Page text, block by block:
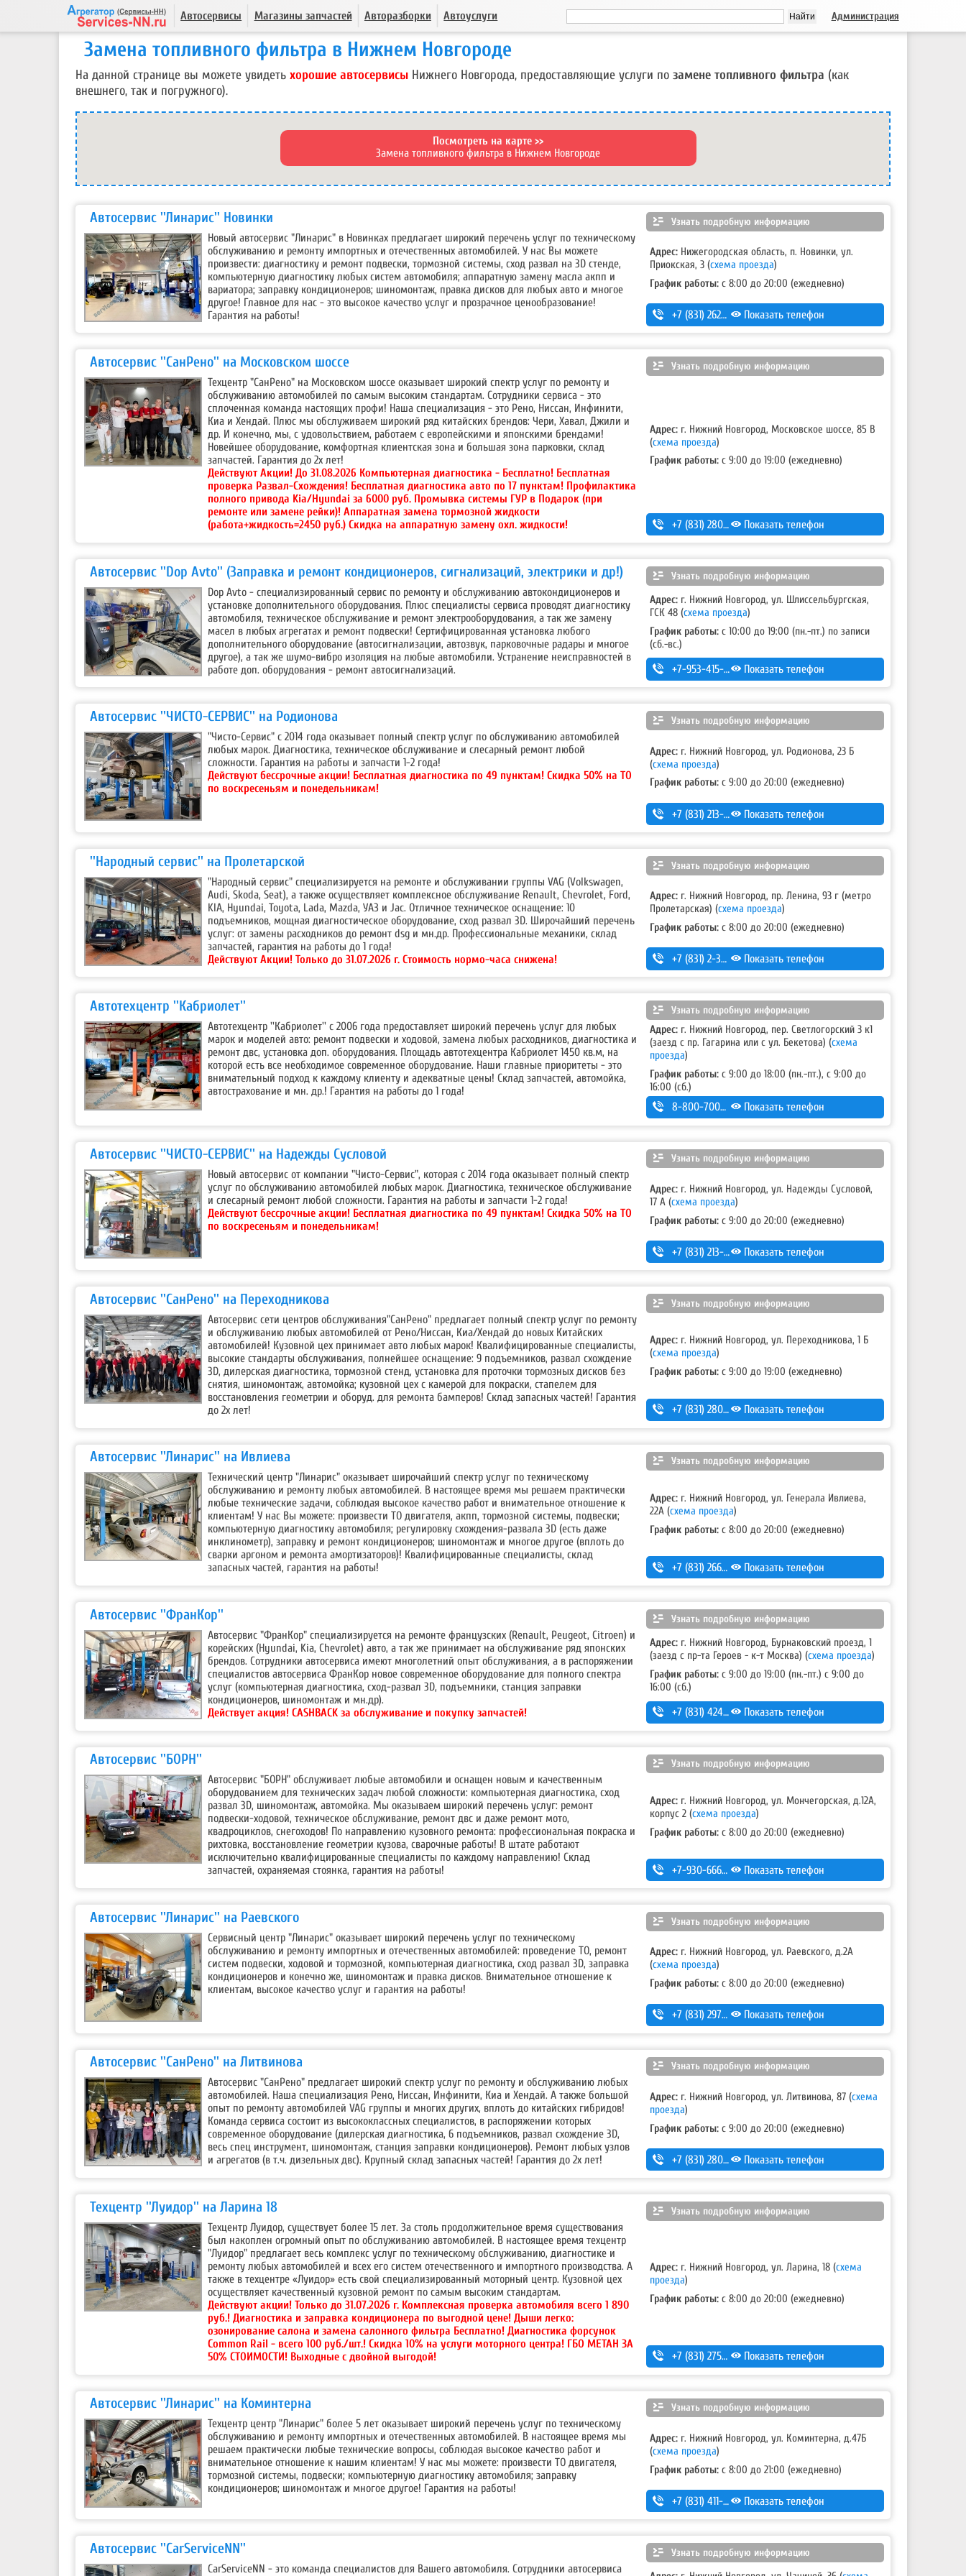
Автосервисы Магазины запчастей Авторазборки Автоуслуги Администрация
Замена топливного фильтра в Нижнем Новгороде
На данной странице вы можете увидетьхорошие автосервисы Нижнего Новгорода, предоставляющие услуги позамене топливного фильтра (как
внешнего, так и погружного).
Посмотреть на карте >>
Замена топливного фильтра в Нижнем Новгороде
Автосервис ''Линарис'' Новинки Узнать подробную информацию
Новый автосервис "Линарис" в Новинках предлагает широкий перечень услуг по техническому
обслуживанию и ремонту импортных и отечественных автомобилей. У нас Вы можете
произвести: диагностику и ремонт подвески, тормозной системы, сход развал на 3D стенде,
компьютерную диагностику любых систем автомобиля; аппаратную замену масла акпп и
вариатора; заправку кондиционеров; шиномонтаж, правка дисков для любых авто и многое
другое! Главное для нас - это высокое качество услуг и прозрачное ценообразование!
Гарантия на работы!
Адрес: Нижегородская область, п. Новинки, ул.
Приокская, 3(схема проезда)
График работы: с 8:00 до 20:00 (ежедневно)
+7 (831) 262-12-18 ,+7-987-081-26-25
Показать телефон
Автосервис ''СанРено'' на Московском шоссе Узнать подробную информацию
Техцентр "СанРено" на Московском шоссе оказывает широкий спектр услуг по ремонту и
обслуживанию автомобилей по самым высоким стандартам. Сотрудники сервиса - это
сплоченная команда настоящих профи! Наша специализация - это Рено, Ниссан, Инфинити,
Киа и Хендай. Плюс мы обслуживаем широкий ряд китайских брендов: Чери, Хавал, Джили и
др. И конечно, мы, с удовольствием, работаем с европейскими и японскими брендами!
Новейшее оборудование, комфортная клиентская зона и большая зона парковки, склад
запчастей. Гарантия до 2х лет!
Действуют Акции!До 31.08.2026 Компьютерная диагностика - Бесплатно! Бесплатная
проверка Развал-Схождения! Бесплатная диагностика авто по 17 пунктам! Профилактика
полного привода Kia/Hyundai за 6000 руб. Промывка системы ГУР в Подарок (при
ремонте или замене рейки)! Аппаратная замена тормозной жидкости
(работа+жидкость=2450 руб.) Скидка на аппаратную замену охл. жидкости!
Адрес: г. Нижний Новгород, Московское шоссе, 85 В
(схема проезда)
График работы: с 9:00 до 19:00 (ежедневно)
+7 (831) 280-69-88 Показать телефон
Автосервис ''Dop Avto'' (Заправка и ремонт кондиционеров, сигнализаций, электрики и др!) Узнать подробную информацию
Dop Avto - специализированный сервис по ремонту и обслуживанию автокондиционеров и
установке дополнительного оборудования. Плюс специалисты сервиса проводят диагностику
автомобиля, техническое обслуживание и ремонт электрооборудования, а так же замену
масел в любых агрегатах и ремонт подвески! Сертифицированная установка любого
дополнительного оборудование (автосигнализации, автозвук, парковочные радары и многое
другое), а так же шумо-вибро изоляция на любые автомобили. Устранение неисправностей в
работе доп. оборудования - ремонт автосигнализаций.
Адрес: г. Нижний Новгород, ул. Шлиссельбургская,
ГСК 48(схема проезда)
График работы: с 10:00 до 19:00 (пн.-пт.) по записи
(сб.-вс.)
+7-953-415-03-10
Показать телефон
Автосервис ''ЧИСТО-СЕРВИС'' на Родионова Узнать подробную информацию
"Чисто-Сервис" с 2014 года оказывает полный спектр услуг по обслуживанию автомобилей
любых марок. Диагностика, техническое обслуживание и слесарный ремонт любой
сложности. Гарантия на работы и запчасти 1-2 года!
Действуют бессрочные акции! Бесплатная диагностика по 49 пунктам! Скидка 50% на ТО
по воскресеньям и понедельникам!
Адрес: г. Нижний Новгород, ул. Родионова, 23 Б
(схема проезда)
График работы: с 9:00 до 20:00 (ежедневно)
+7 (831) 213-75-75 (доб. 1) Показать телефон
''Народный сервис'' на Пролетарской Узнать подробную информацию
"Народный сервис" специализируется на ремонте и обслуживании группы VAG (Volkswagen,
Audi, Skoda, Seat), а также осуществляет комплексное обслуживание Renault, Chevrolet, Ford,
KIA, Hyundai, Toyota, Lada, Mazda, УАЗ и Jac. Отличное техническое оснащение: 10
подъемников, мощная диагностическое оборудование, сход развал 3D. Широчайший перечень
услуг: от замены расходников до ремонт dsg и мн.др. Профессиональные механики, склад
запчастей, гарантия на работы до 1 года!
Действуют Акции!Только до 31.07.2026 г. Cтоимость нормо-часа снижена!
Адрес: г. Нижний Новгород, пр. Ленина, 93 г (метро
Пролетарская) (схема проезда)
График работы: с 8:00 до 20:00 (ежедневно)
+7 (831) 2-330-333 Показать телефон
Автотехцентр ''Кабриолет'' Узнать подробную информацию
Автотехцентр ''Кабриолет'' с 2006 года предоставляет широкий перечень услуг для любых
марок и моделей авто: ремонт подвески и ходовой, замена любых расходников, диагностика и
ремонт двс, установка доп. оборудования. Площадь автотехцентра Кабриолет 1450 кв.м, на
которой есть все необходимое современное оборудование. Наши главные приоритеты - это
внимательный подход к каждому клиенту и адекватные цены! Склад запчастей, автомойка,
автострахование и мн. др.! Гарантия на работы до 1 года!
Адрес: г. Нижний Новгород, пер. Светлогорский 3 к1
(заезд с пр. Гагарина или с ул. Бекетова) (схема
проезда)
График работы: с 9:00 до 18:00 (пн.-пт.), с 9:00 до
16:00 (сб.)
8-800-700-11-42
Показать телефон
Автосервис ''ЧИСТО-СЕРВИС'' на Надежды Сусловой Узнать подробную информацию
Новый автосервис от компании "Чисто-Сервис", которая с 2014 года оказывает полный спектр
услуг по обслуживанию автомобилей любых марок. Диагностика, техническое обслуживание
и слесарный ремонт любой сложности. Гарантия на работы и запчасти 1-2 года!
Действуют бессрочные акции! Бесплатная диагностика по 49 пунктам! Скидка 50% на ТО
по воскресеньям и понедельникам!
Адрес: г. Нижний Новгород, ул. Надежды Сусловой,
17 А(схема проезда)
График работы: с 9:00 до 20:00 (ежедневно)
+7 (831) 213-75-75 (доб. 2) Показать телефон
Автосервис ''СанРено'' на Переходникова Узнать подробную информацию
Автосервис сети центров обслуживания"СанРено" предлагает полный спектр услуг по ремонту
и обслуживанию любых автомобилей от Рено/Ниссан, Киа/Хендай до новых Китайских
автомобилей! Кузовной цех принимает авто любых марок! Квалифицированные специалисты,
высокие стандарты обслуживания, полнейшее оснащение: 9 подъемников, развал схождение
3D, дилерская диагностика, тормозной стенд, установка для проточки тормозных дисков без
снятия, шиномонтаж, автомойка; кузовной цех с камерой для покраски, стапелем для
восстановления геометрии и оборуд. для ремонта бамперов! Склад запасных частей! Гарантия
до 2х лет!
Адрес: г. Нижний Новгород, ул. Переходникова, 1 Б
(схема проезда)
График работы: с 9:00 до 19:00 (ежедневно)
+7 (831) 280-69-88 Показать телефон
Автосервис ''Линарис'' на Ивлиева Узнать подробную информацию
Технический центр "Линарис" оказывает широчайший спектр услуг по техническому
обслуживанию и ремонту любых автомобилей. В настоящее время мы решаем практически
любые технические задачи, соблюдая высокое качество работ и внимательное отношение к
клиентам! У нас Вы можете: произвести ТО двигателя, акпп, тормозной системы, подвески;
компьютерную диагностику автомобиля; регулировку схождения-развала 3D (есть даже
инклинометр), заправку и ремонт кондиционеров; шиномонтаж и многое другое (вплоть до
сварки аргоном и ремонта амортизаторов)! Квалифицированные специалисты, склад
запасных частей, гарантия на работы!
Адрес: г. Нижний Новгород, ул. Генерала Ивлиева,
22А(схема проезда)
График работы: с 8:00 до 20:00 (ежедневно)
+7 (831) 266-00-13 Показать телефон
Автосервис ''ФранКор'' Узнать подробную информацию
Автосервис "ФранКор" специализируется на ремонте французских (Renault, Peugeot, Citroen) и
корейских (Hyundai, Kia, Chevrolet) авто, а так же принимает на обслуживание ряд японских
брендов. Сотрудники автосервиса имеют многолетний опыт обслуживания, а в распоряжении
специалистов автосервиса ФранКор новое современное оборудование для полного спектра
услуг (компьютерная диагностика, сход-развал 3D, подъемники, станция заправки
кондиционеров, шиномонтаж и мн.др).
Действует акция!CASHBACK за обслуживание и покупку запчастей!
Адрес: г. Нижний Новгород, Бурнаковский проезд, 1
(заезд с пр-та Героев - к-т Москва) (схема проезда)
График работы: с 9:00 до 19:00 (пн.-пт.) с 9:00 до
16:00 (сб.)
+7 (831) 424-80-24
,+7 (831) 424-70-24
Показать телефон
Автосервис ''БОРН'' Узнать подробную информацию
Автосервис "БОРН" обслуживает любые автомобили и оснащен новым и качественным
оборудованием для технических задач любой сложности: компьютерная диагностика, сход
развал 3D, шиномонтаж, автомойка. Мы оказываем широкий перечень услуг: ремонт
подвески-ходовой, техническое обслуживание, ремонт двс и даже ремонт мото,
квадроциклов, снегоходов! По направлению кузовного ремонта: профессиональная покраска и
рихтовка, восстановление геометрии кузова, сварочные работы! В штате работают
исключительно квалифицированные специалисты по каждому направлению! Склад
запчастей, охраняемая стоянка, гарантия на работы!
Адрес: г. Нижний Новгород, ул. Мончегорская, д.12А,
корпус 2(схема проезда)
График работы: с 8:00 до 20:00 (ежедневно)
+7-930-666-14-30 Показать телефон
Автосервис ''Линарис'' на Раевского Узнать подробную информацию
Сервисный центр "Линарис" оказывает широкий перечень услуг по техническому
обслуживанию и ремонту импортных и отечественных автомобилей: проведение ТО, ремонт
систем подвески, ходовой и тормозной, компьютерная диагностика, сход развал 3D, заправка
кондиционеров и конечно же, шиномонтаж и правка дисков. Внимательное отношение к
клиентам, высокое качество услуг и гарантия на работы!
Адрес: г. Нижний Новгород, ул. Раевского, д.2А
(схема проезда)
График работы: с 8:00 до 20:00 (ежедневно)
+7 (831) 297-27-05 Показать телефон
Автосервис ''СанРено'' на Литвинова Узнать подробную информацию
Автосервис "СанРено" предлагает широкий спектр услуг по ремонту и обслуживанию любых
автомобилей. Наша специализация Рено, Ниссан, Инфинити, Киа и Хендай. А также большой
опыт по ремонту автомобилей VAG группы и многих других, вплоть до китайских гибридов!
Команда сервиса состоит из высококлассных специалистов, в распоряжении которых
современное оборудование (дилерская диагностика, 6 подъемников, развал схождение 3D,
весь спец инструмент, шиномонтаж, станция заправки кондиционеров). Ремонт любых узлов
и агрегатов (в т.ч. дизельных двс). Крупный склад запасных частей! Гарантия до 2х лет!
Адрес: г. Нижний Новгород, ул. Литвинова, 87(схема
проезда)
График работы: с 9:00 до 20:00 (ежедневно)
+7 (831) 280-69-88 Показать телефон
Техцентр ''Луидор'' на Ларина 18 Узнать подробную информацию
Техцентр Луидор, существует более 15 лет. За столь продолжительное время существования
был накоплен огромный опыт по обслуживанию автомобилей. В настоящее время техцентр
"Луидор" предлагает весь комплекс услуг по техническому обслуживанию, диагностике и
ремонту любых автомобилей и всех его систем отечественного и импортного производства. А
также в техцентре «Луидор» есть свой специализированный моторный центр. Кузовной цех
осуществляет качественный кузовной ремонт по самым высоким стандартам.
Действуют акции!Только до 31.07.2026 г. Комплексная проверка автомобиля всего 1 890
руб.! Диагностика и заправка кондиционера по выгодной цене! Дыши легко:
озонирование салона и замена салонного фильтра Бесплатно! Диагностика форсунок
Common Rail - всего 100 руб./шт.! Скидка 10% на услуги моторного центра! ГБО МЕТАН ЗА
50% СТОИМОСТИ! Выходные с двойной выгодой!
Адрес: г. Нижний Новгород, ул. Ларина, 18(схема
проезда)
График работы: с 8:00 до 20:00 (ежедневно)
+7 (831) 275-83-12 Показать телефон
Автосервис ''Линарис'' на Коминтерна Узнать подробную информацию
Техцентр центр "Линарис" более 5 лет оказывает широкий перечень услуг по техническому
обслуживанию и ремонту импортных и отечественных автомобилей. В настоящее время мы
решаем практически любые технические вопросы, соблюдая высокое качество работ и
внимательное отношение к нашим клиентам! У нас мы можете: произвести ТО двигателя,
тормозной системы, подвески; компьютерную диагностику автомобиля; заправку
кондиционеров; шиномонтаж и многое другое! Гарантия на работы!
Адрес: г. Нижний Новгород, ул. Коминтерна, д.47Б
(схема проезда)
График работы: с 8:00 до 21:00 (ежедневно)
+7 (831) 411-15-14 ,+7 (831) 411-15-24
Показать телефон
Автосервис ''CarServiceNN'' Узнать подробную информацию
CarServiceNN - это команда специалистов для Вашего автомобиля. Сотрудники автосервиса